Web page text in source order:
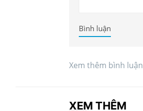
Bình luận
Xem thêm bình luận
XEM THÊM